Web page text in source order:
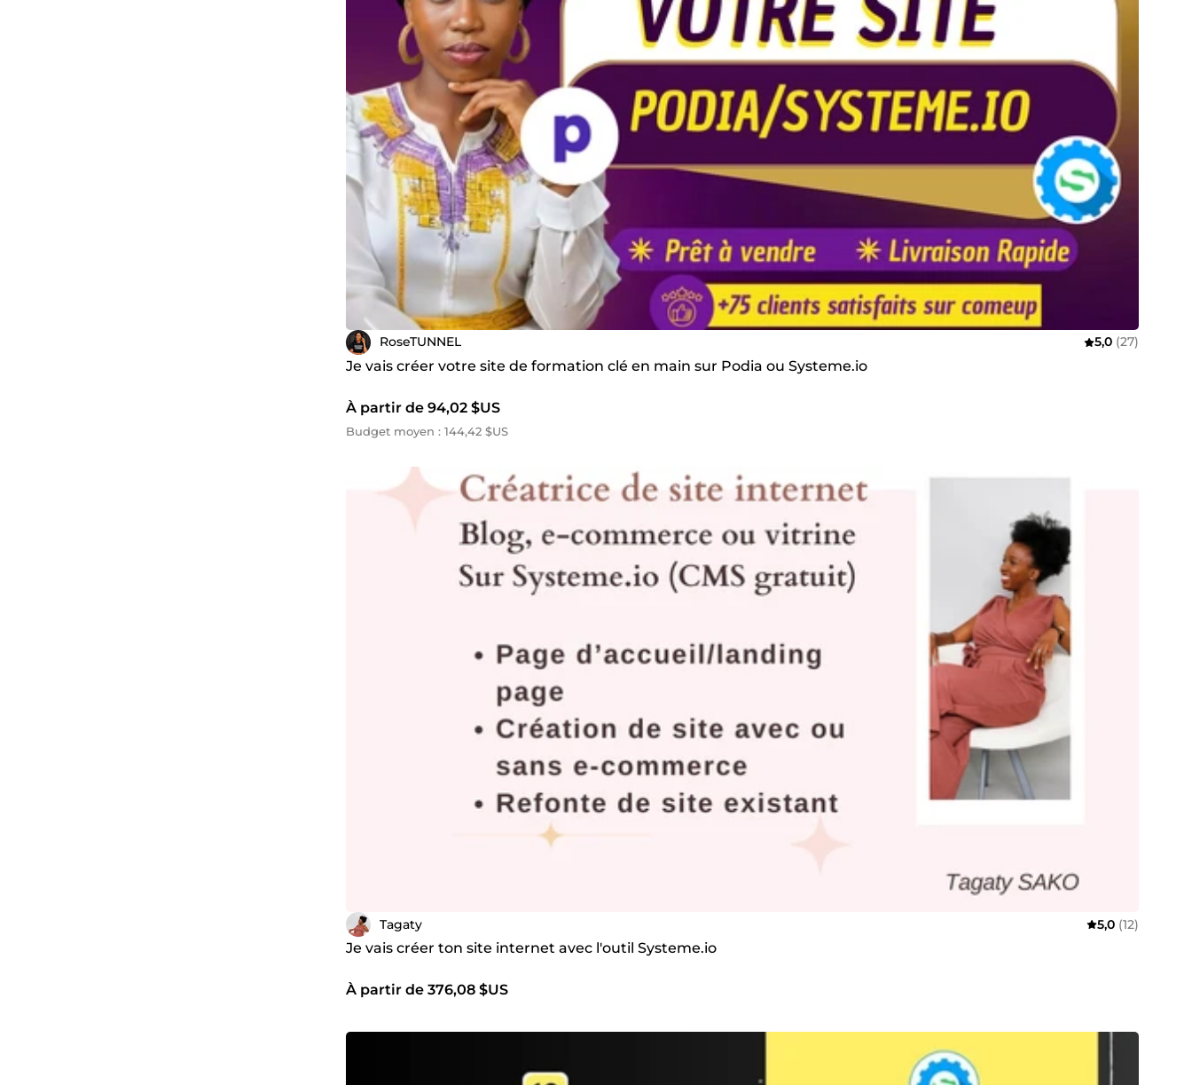
RoseTUNNEL 5,0 (27)
Je vais créer votre site de formation clé en main sur Podia ou Systeme.io
À partir de 94,02 $US
Budget moyen : 144,42 $US
Tagaty 5,0 (12)
Je vais créer ton site internet avec l'outil Systeme.io
À partir de 376,08 $US